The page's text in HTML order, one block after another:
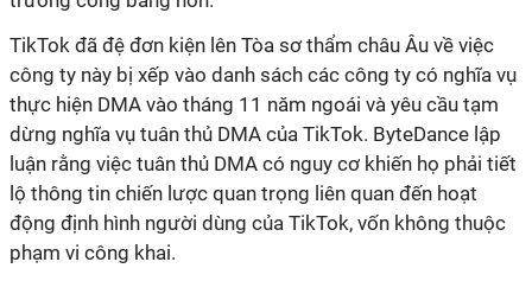
TikTok đã đệ đơn kiện lên Tòa sơ thẩm châu Âu về việc
công ty này bị xếp vào danh sách các công ty có nghĩa vụ
thực hiện DMA vào tháng 11 năm ngoái và yêu cầu tạm
dừng nghĩa vụ tuân thủ DMA của TikTok. ByteDance lập
luận rằng việc tuân thủ DMA có nguy cơ khiến họ phải tiết
lộ thông tin chiến lược quan trọng liên quan đến hoạt
động định hình người dùng của TikTok, vốn không thuộc
phạm vi công khai.